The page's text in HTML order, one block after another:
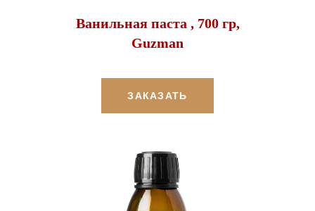
Ванильная паста , 700 гр,
Guzman
ЗАКАЗАТЬ